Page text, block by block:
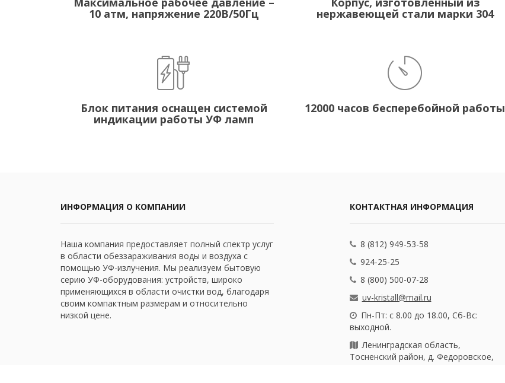
10 атм, напряжение 220В/50Гц нержавеющей стали марки 304
Блок питания оснащен системой
индикации работы УФ ламп
12000 часов бесперебойной работы
ИНФОРМАЦИЯ О КОМПАНИИ
Наша компания предоставляет полный спектр услуг
в области обеззараживания воды и воздуха с
помощью УФ-излучения. Мы реализуем бытовую
серию УФ-оборудования: устройств, широко
применяющихся в области очистки вод, благодаря
своим компактным размерам и относительно
низкой цене.
КОНТАКТНАЯ ИНФОРМАЦИЯ
8 (812) 949-53-58
924-25-25
8 (800) 500-07-28
uv-kristall@mail.ru
Пн-Пт: с 8.00 до 18.00, Сб-Вс:
выходной.
Ленинградская область,
Тосненский район, д. Федоровское,